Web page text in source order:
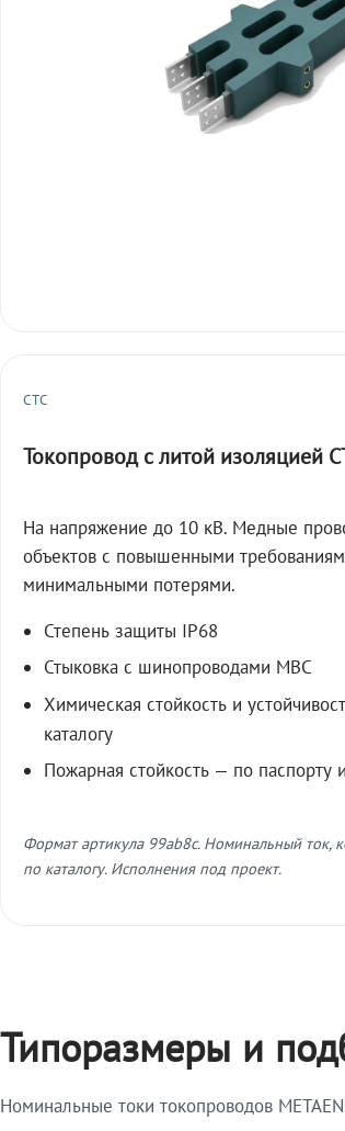
СТС
Токопровод с литой изоляцией
На напряжение до 10 кВ. Медные
объектов с повышенными
минимальными потерями.
Степень защиты IP68
Стыковка с шинопроводами МВС
Химическая стойкость и
каталогу
Пожарная стойкость — по паспорту
Формат артикула 99ab8c. Номинальный ток,
по каталогу. Исполнения под проект.
Типоразмеры и
Номинальные токи токопроводов